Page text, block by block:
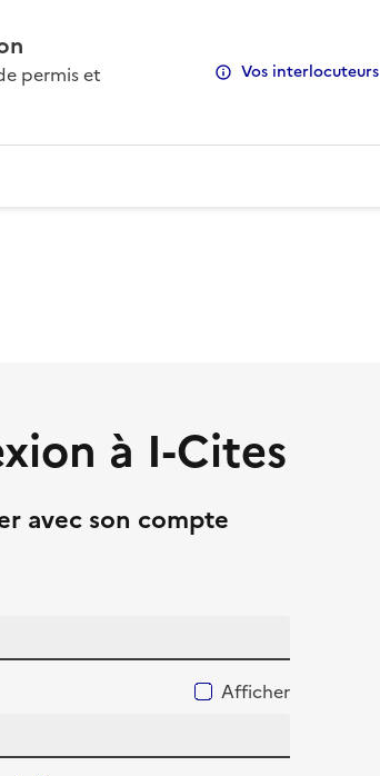
permis et
Vos interlocuteurs
à I-Cites
avec son compte
Afficher